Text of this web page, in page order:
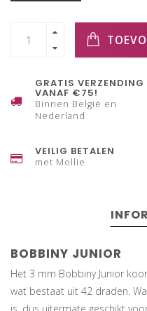
GRATIS VERZENDING
VANAF €75!
Binnen België en
Nederland
VEILIG BETALEN
met Mollie
BOBBINY JUNIOR
Het 3 mm Bobbiny Junior
wat bestaat uit 42 draden.